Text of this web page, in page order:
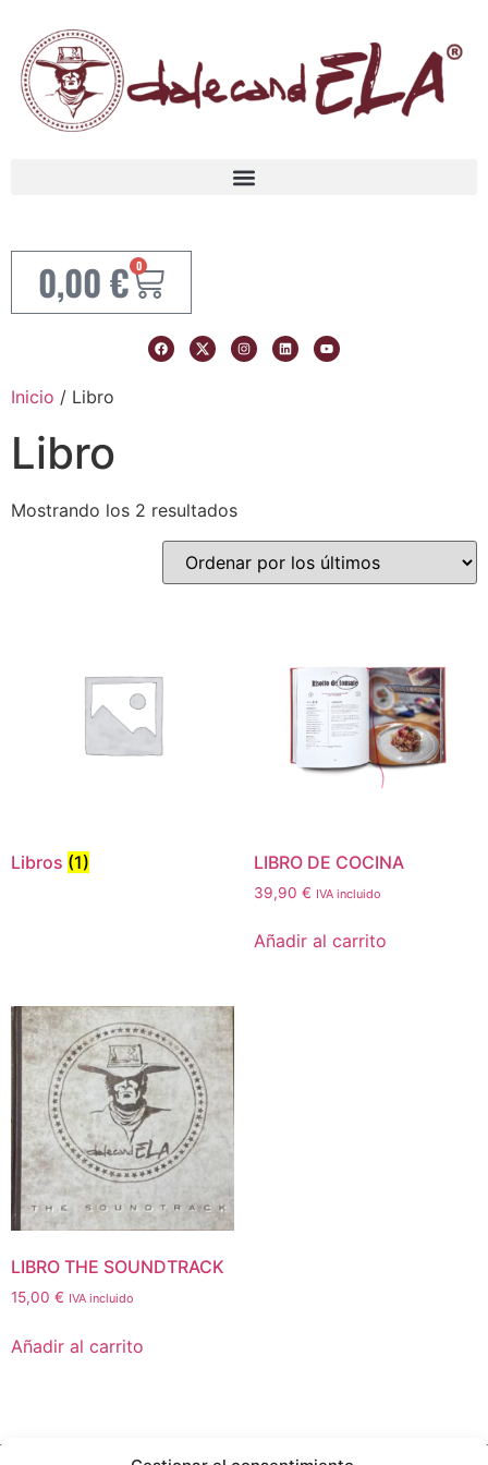
0,00€ 0
Inicio / Libro
Libro
Mostrando los 2 resultados
Libros (1) LIBRO DE COCINA
39,90 € IVA incluido
Añadir al carrito
LIBRO THE SOUNDTRACK
15,00 € IVA incluido
Añadir al carrito